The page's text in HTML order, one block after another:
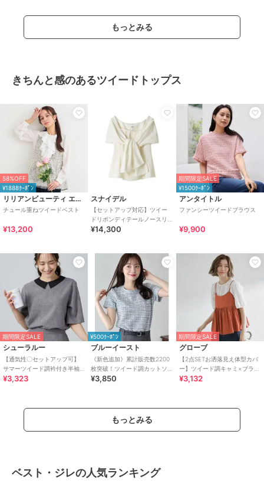
もっとみる
きちんと感のあるツイードトップス
58%OFF
¥1888ｸｰﾎﾟﾝ
リリアンビューティ エクラ
チュール重ねツイードベスト
¥13,200
スナイデル
【セットアップ対応】ツイー
ドリボンディテールノースリ
ブラウス
¥14,300
期間限定SALE
¥1500ｸｰﾎﾟﾝ
アンタイトル
ファンシーツイードブラウス
¥9,900
期間限定SALE
シューラルー
【通気性〇セットアップ可】
サマーツイード調衿付き半袖
ブラウス
¥3,323
¥500ｸｰﾎﾟﾝ
ブルーイースト
《新色追加》累計販売数2200
枚突破！ツイード調カットソ
ー
¥3,850
期間限定SALE
グローブ
【2点SETお洒落見え体型カバ
ー】ツイード調キャミ×ブラウ
スセット
¥3,132
もっとみる
ベスト・ジレの人気ランキング